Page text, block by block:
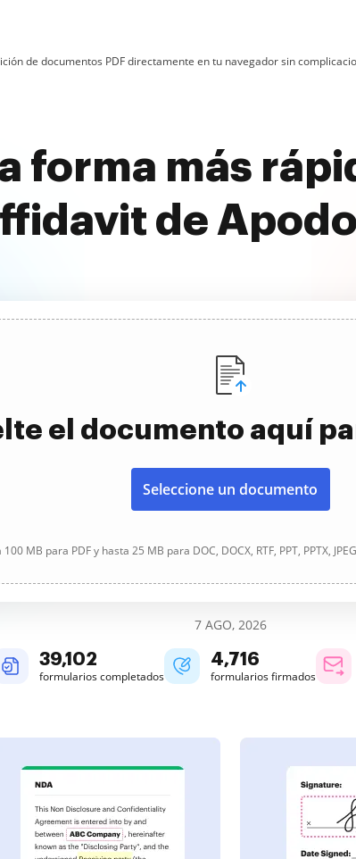
de documentos PDF directamente en tu navegador sin
forma más
de
el documento aquí
Seleccione un documento
MB para PDF y hasta 25 MB para DOC, DOCX, RTF, PPT, PPTX,
7 AGO, 2026
39,102
formularios completados
4,716
formularios firmados